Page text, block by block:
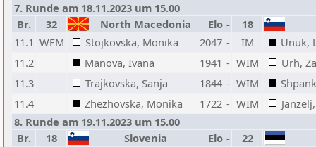
7. Runde am 18.11.2023 um 15.00
Br.
32 North Macedonia Elo -
18
11.1 WFM Stojkovska, Monika 2047 - IM
Unuk,
11.2
Manova, Ivana 1941 - WIM
Urh,
11.3
Trajkovska, Sanja 1844 - WIM
11.4
Zhezhovska, Monika 1722 - WIM
8. Runde am 19.11.2023 um 15.00
Br.
18 Slovenia Elo -
22